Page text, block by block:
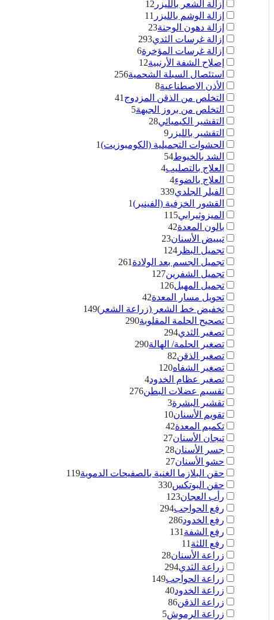
إزالة الشعر بالليزر 12
إزالة الوشم بالليزر 11
إزالة دهون الوجنة23
إزالة غرسات الثدي293
إزالة غرسات المؤخرة6
إصلاح الشفة الأرنبية12
استئصال السبلة الشحمية256
الأذن الاصطناعية8
التخلص من الذقن المزدوج 41
التخلص من بروز الجبهة5
التقشير الكيميائي28
التقشير بالليزر 9
الحشوات التجميلية (الكومبوزيت)1
الشد بالخيوط54
العلاج بالتصليب4
العلاج بالضوء4
الفيلر الجلدي339
القشور الخزفية (الفينير)1
الميزوثيرابي115
بالون المعدة42
تبييض الأسنان23
تجميل البظر 124
تجميل الجسم بعد الولادة 261
تجميل الشفرين127
تجميل المهبل126
تحويل مسار المعدة42
تخفيض خط الشعر (زراعة الشعر)149
تصحيح الحلمة المقلوبة290
تصغير الثدي294
تصغير الحلمة/ الهالة290
تصغير الذقن82
تصغير الشفاه120
تصغير عظام الخدود4
تقسيم عضلات البطن276
تقشير البشرة3
تقويم الأسنان10
تكميم المعدة42
تيجان الأسنان27
جسر الأسنان28
حشو الأسنان27
حقن البلازما الغنية بالصفيحات الدموية119
حقن البوتكس330
رأب العجان123
رفع الحواجب294
رفع الخدود286
رفع الشفة 131
رفع اللثة 11
زراعة الأسنان28
زراعة الثدي294
زراعة الحواجب149
زراعة الخدود40
زراعة الذقن86
زراعة الرموش5